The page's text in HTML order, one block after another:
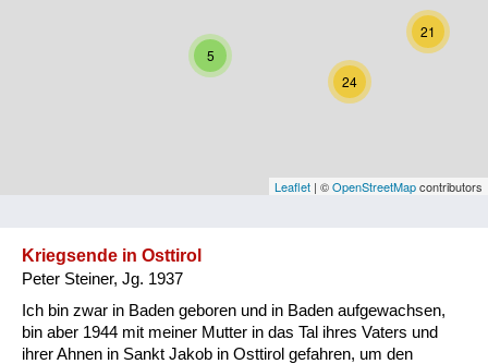
Salzburg
Vorarlberg
Besatzungsmächte
24
5
21
Leaflet | ©OpenStreetMapcontributors
Kriegsende in Osttirol
Peter Steiner, Jg. 1937
Ich bin zwar in Baden geboren und in Baden aufgewachsen,
bin aber 1944 mit meiner Mutter in das Tal ihres Vaters und
ihrer Ahnen in Sankt Jakob in Osttirol gefahren, um den